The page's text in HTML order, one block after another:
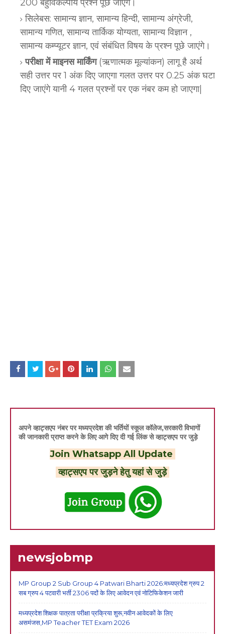
200 बहुविकल्पीय प्रश्न पूछे जाएंगे।
सिलेबस: सामान्य ज्ञान, सामान्य हिन्दी, सामान्य अंग्रेजी,
सामान्य गणित, सामान्य तार्किक योग्यता, सामान्य विज्ञान ,
सामान्य कम्प्यूटर ज्ञान, एवं संबंधित विषय के प्रश्न पूछे जाएंगे।
परीक्षा में माइनस मार्किंग(ऋणात्मक मूल्यांकन) लागू है अर्थ
सही उत्तर पर 1 अंक दिए जाएगा गलत उत्तर पर 0.25 अंक घटा
दिए जाएंगे यानी 4 गलत प्रश्नों पर एक नंबर कम हो जाएगा|
अपने व्हाट्सएप नंबर पर मध्यप्रदेश की भर्तियों स्कूल कॉलेज,सरकारी विभागों
की जानकारी प्राप्त करने के लिए आगे दिए दी गई लिंक से व्हाट्सएप पर जुड़े
Join Whatsapp All Update
व्हाट्सएप पर जुड़ने हेतु यहां से जुड़े
newsjobmp
MP Group 2 Sub Group 4 Patwari Bharti 2026:मध्यप्रदेश ग्रुप 2
सब ग्रुप 4 पटवारी भर्ती 2306 पदों के लिए आवेदन एवं नोटिफिकेशन जारी
मध्यप्रदेश शिक्षक पात्रता परीक्षा प्रक्रिया शुरू,नवीन आवेदकों के लिए
असमंजस,MP Teacher TET Exam 2026